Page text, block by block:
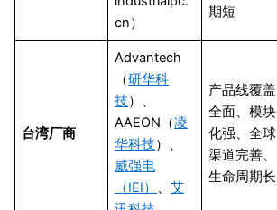
cn）
期短
台湾厂商
Advantech
（研华科
技）、
AAEON（凌
华科技）、
威强电
（IEI）
、艾
产品线覆盖
全面、模块
化强、全球
渠道完善、
生命周期长